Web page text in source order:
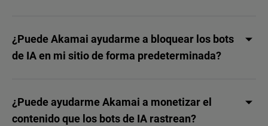
¿Puede Akamai ayudarme a bloquear los bots
de IA en mi sitio de forma predeterminada?
¿Puede ayudarme Akamai a monetizar el
contenido que los bots de IA rastrean?